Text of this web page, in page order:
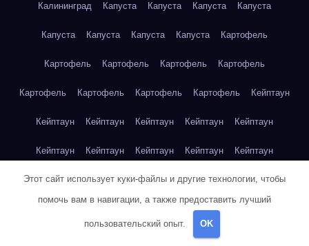
Калининград Капуста Капуста Капуста Капуста
Капуста Капуста Капуста Капуста Картофель
Картофель Картофель Картофель Картофель
Картофель Картофель Картофель Картофель Кейптаун
Кейптаун Кейптаун Кейптаун Кейптаун Кейптаун
Кейптаун Кейптаун Кейптаун Кейптаун Кейптаун
Кейптаун Кейптаун Кейптаун Кейптаун Кейптаун
Кейптаун
Клубника
Этот сайт использует куки-файлы и другие технологии, чтобы
помочь вам в навигации, а также предоставить лучший
пользовательский опыт. OK